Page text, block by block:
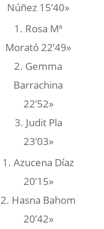
Núñez 15’40»
1. Rosa Mª
Morató 22’49»
2. Gemma
Barrachina
22’52»
3. Judit Pla
23’03»
1. Azucena Díaz
20’15»
2. Hasna Bahom
20’42»